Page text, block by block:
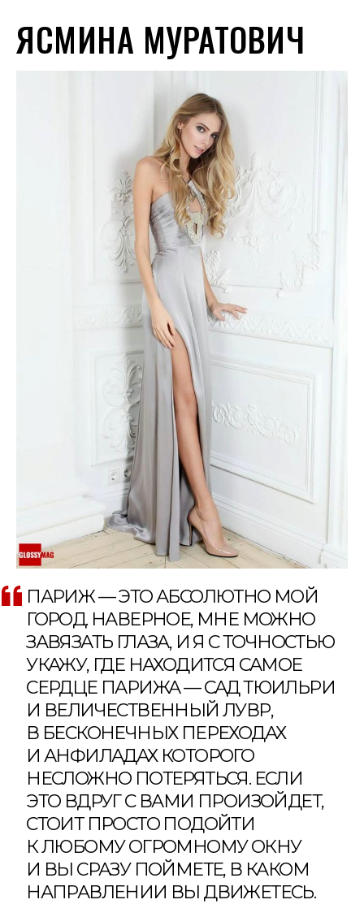
ЯСМИНА МУРАТОВИЧ
ПАРИЖ — ЭТО АБСОЛЮТНО МОЙ
ГОРОД. НАВЕРНОЕ, МНЕ МОЖНО
ЗАВЯЗАТЬ ГЛАЗА, И Я С ТОЧНОСТЬЮ
УКАЖУ, ГДЕ НАХОДИТСЯ САМОЕ
СЕРДЦЕ ПАРИЖА — САД ТЮИЛЬРИ
И ВЕЛИЧЕСТВЕННЫЙ ЛУВР,
В БЕСКОНЕЧНЫХ ПЕРЕХОДАХ
И АНФИЛАДАХ КОТОРОГО
НЕСЛОЖНО ПОТЕРЯТЬСЯ. ЕСЛИ
ЭТО ВДРУГ С ВАМИ ПРОИЗОЙДЕТ,
СТОИТ ПРОСТО ПОДОЙТИ
К ЛЮБОМУ ОГРОМНОМУ ОКНУ
И ВЫ СРАЗУ ПОЙМЕТЕ, В КАКОМ
НАПРАВЛЕНИИ ВЫ ДВИЖЕТЕСЬ.